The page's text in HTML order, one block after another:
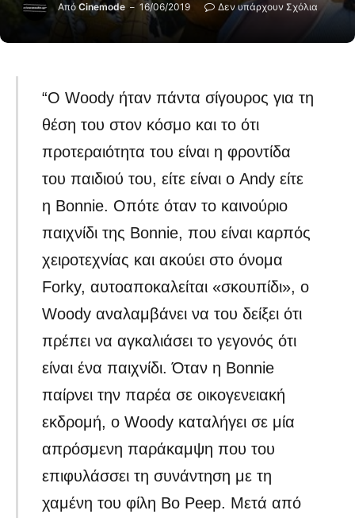
Από Cinemode 16/06/2019 Δεν υπάρχουν Σχόλια
“Ο Woody ήταν πάντα σίγουρος για τη
θέση του στον κόσμο και το ότι
προτεραιότητα του είναι η φροντίδα
του παιδιού του, είτε είναι ο Andy είτε
η Bonnie. Οπότε όταν το καινούριο
παιχνίδι της Bonnie, που είναι καρπός
χειροτεχνίας και ακούει στο όνομα
Forky, αυτοαποκαλείται «σκουπίδι», ο
Woody αναλαμβάνει να του δείξει ότι
πρέπει να αγκαλιάσει το γεγονός ότι
είναι ένα παιχνίδι. Όταν η Bonnie
παίρνει την παρέα σε οικογενειακή
εκδρομή, ο Woody καταλήγει σε μία
απρόσμενη παράκαμψη που του
επιφυλάσσει τη συνάντηση με τη
χαμένη του φίλη Βο Peep. Μετά από